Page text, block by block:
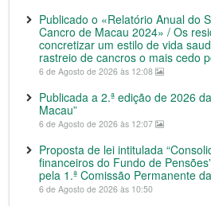
Publicado o «Relatório Anual do
Cancro de Macau 2024» / Os
concretizar um estilo de vida
rastreio de cancros o mais cedo
6 de Agosto de 2026 às 12:08
Publicada a 2.ª edição de 2026
Macau”
6 de Agosto de 2026 às 12:07
Proposta de lei intitulada
financeiros do Fundo de
pela 1.ª Comissão Permanente
6 de Agosto de 2026 às 10:50